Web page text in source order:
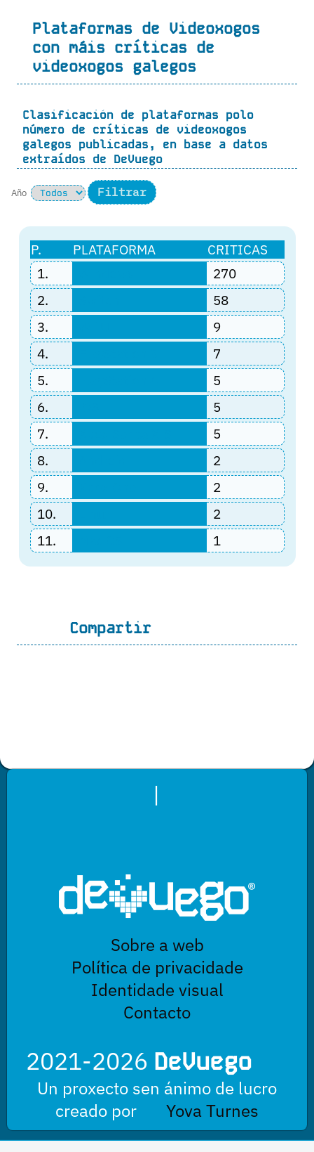
Plataformas de Videoxogos
con máis críticas de
videoxogos galegos
Clasificación de plataformas polo
número de críticas de videoxogos
galegos publicadas, en base a datos
extraídos de DeVuego
Año
P. PLATAFORMA
CRITICAS
1.
270
2.
58
3.
9
4.
7
5.
5
6.
5
7.
5
8.
2
9.
2
10.
2
11.
1
Compartir
|
Sobre a web
Política de privacidade
Identidade visual
Contacto
2021-2026 DeVuego
Un proxecto sen ánimo de lucro
creado por
Yova Turnes